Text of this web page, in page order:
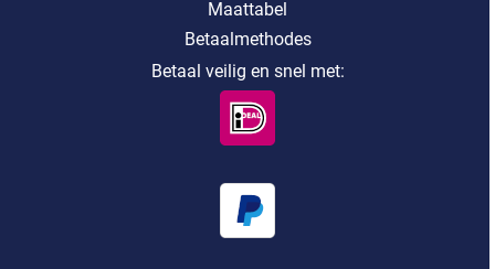
Maattabel
Betaalmethodes
Betaal veilig en snel met: